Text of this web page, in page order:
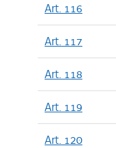
Art. 116
Art. 117
Art. 118
Art. 119
Art. 120